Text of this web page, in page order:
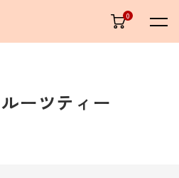
0
ーツティー